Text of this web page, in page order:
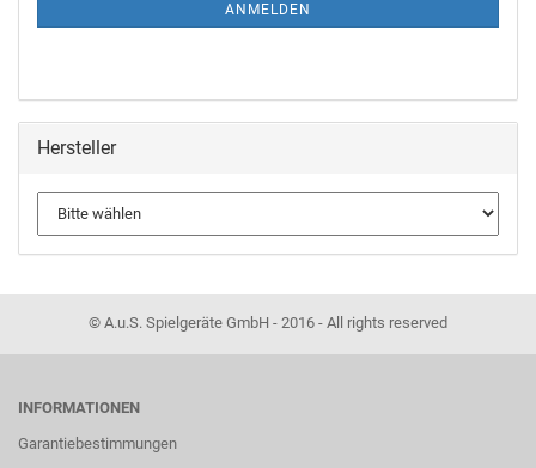
ANMELDEN
Hersteller
© A.u.S. Spielgeräte GmbH - 2016 - All rights reserved
INFORMATIONEN
Garantiebestimmungen